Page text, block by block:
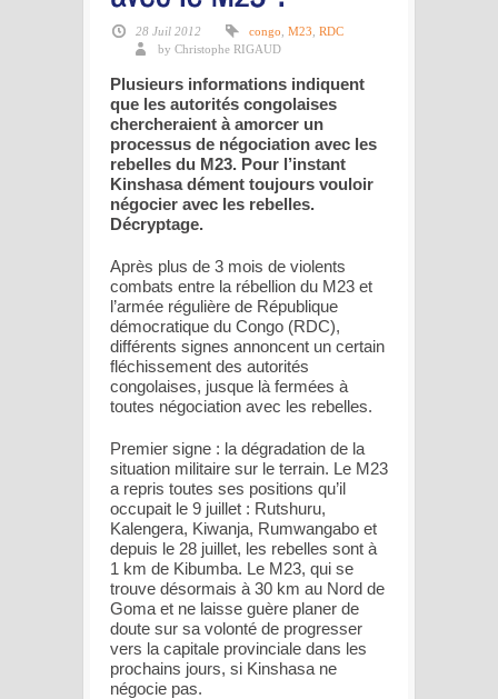
28 Juil 2012 congo M23 RDC
by Christophe RIGAUD
Plusieurs informations indiquent
que les autorités congolaises
chercheraient à amorcer un
processus de négociation avec les
rebelles du M23. Pour l’instant
Kinshasa dément toujours vouloir
négocier avec les rebelles.
Décryptage.
Après plus de 3 mois de violents
combats entre la rébellion du M23 et
l’armée régulière de République
démocratique du Congo (RDC),
différents signes annoncent un certain
fléchissement des autorités
congolaises, jusque là fermées à
toutes négociation avec les rebelles.
Premier signe : la dégradation de la
situation militaire sur le terrain. Le M23
a repris toutes ses positions qu’il
occupait le 9 juillet : Rutshuru,
Kalengera, Kiwanja, Rumwangabo et
depuis le 28 juillet, les rebelles sont à
1 km de Kibumba. Le M23, qui se
trouve désormais à 30 km au Nord de
Goma et ne laisse guère planer de
doute sur sa volonté de progresser
vers la capitale provinciale dans les
prochains jours, si Kinshasa ne
négocie pas.